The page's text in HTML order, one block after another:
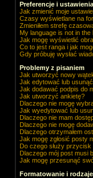
Preferencje i
Jak zmienić moje
Czasy wyświetlane na
Zmieniłem strefę
My language is not in the
Jak mogę wyświetlić
Co to jest ranga i jak
Gdy próbuję wysłać
Problemy z pisaniem
Jak utworzyć nowy
Jak edytować lub
Jak dodawać podpis do
Jak utworzyć ankietę?
Dlaczego nie mogę
Jak wyedytować lub
Dlaczego nie mam
Dlaczego nie mogę
Dlaczego otrzymałem
Jak mogę zgłosić posty
Do czego służy
Dlaczego mój post musi
Jak mogę przesunąć
Formatowanie i